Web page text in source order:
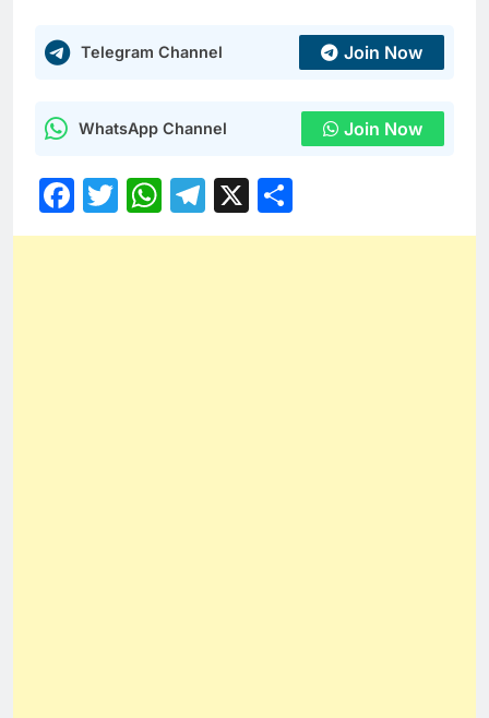
Telegram Channel Join Now
WhatsApp Channel Join Now
Facebook
Twitter
WhatsApp
Telegram
X